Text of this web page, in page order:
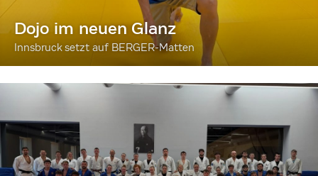
Dojo im neuen Glanz
Innsbruck setzt auf BERGER-Matten